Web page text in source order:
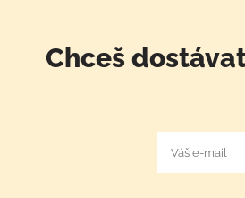
Chceš